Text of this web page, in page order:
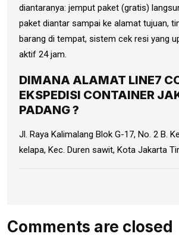
diantaranya: jemput paket (gratis)
paket diantar sampai ke alamat tujuan,
barang di tempat, sistem cek resi yang
aktif 24 jam.
DIMANA ALAMAT LINE7
EKSPEDISI CONTAINER
PADANG ?
Jl. Raya Kalimalang Blok G-17, No. 2 B.
kelapa, Kec. Duren sawit, Kota Jakarta
Comments are closed